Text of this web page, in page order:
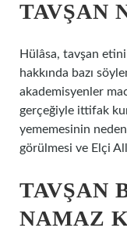
TAVŞAN
Hülâsa, tavşan
hakkında bazı
akademisyenler
gerçeğiyle ittifak
yememesinin
görülmesi ve Elçi
TAVŞAN
NAMAZ